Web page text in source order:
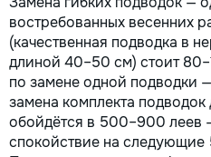
востребованных весенних
(качественная подводка в
длиной 40–50 см) стоит
по замене одной подводки
замена комплекта
обойдётся в 500–900 леев
спокойствие на следующие